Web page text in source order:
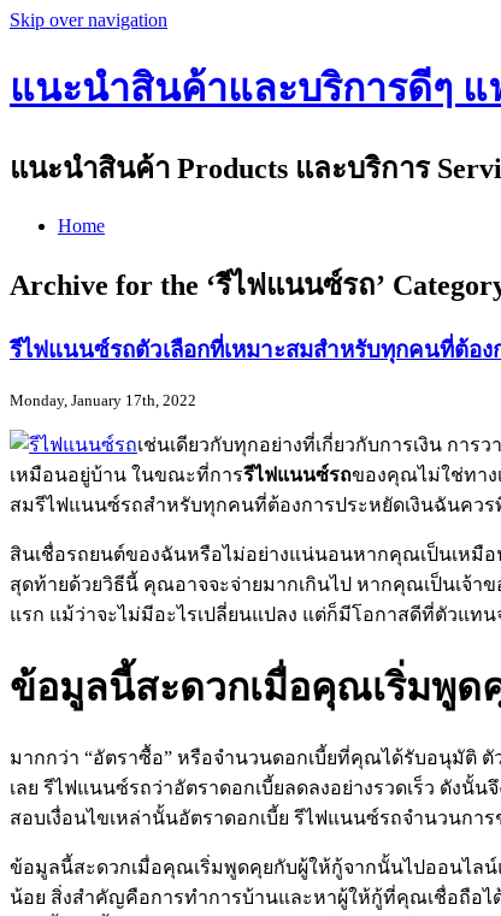
Skip over navigation
แนะนำสินค้าและบริการดีๆ
แนะนำสินค้า Products และบริการ
Home
Archive for the ‘รีไฟแนนซ์รถ’
รีไฟแนนซ์รถตัวเลือกที่เหมาะสมสำหรับทุกคนที่ต้อง
Monday, January 17th, 2022
เช่นเดียวกับทุกอย่างที่เกี่ยวกับการเงิน ก
เหมือนอยู่บ้าน ในขณะที่การรีไฟแนนซ์รถของคุณไม่ใช่ทาง
สมรีไฟแนนซ์รถสำหรับทุกคนที่ต้องการประหยัดเงินฉันคว
สินเชื่อรถยนต์ของฉันหรือไม่อย่างแน่นอนหากคุณเป็นเหมื
สุดท้ายด้วยวิธีนี้ คุณอาจจะจ่ายมากเกินไป หากคุณเป็นเจ้
แรก แม้ว่าจะไม่มีอะไรเปลี่ยนแปลง แต่ก็มีโอกาสดีที่ตัวแทน
ข้อมูลนี้สะดวกเมื่อคุณเริ่มพูด
มากกว่า “อัตราซื้อ” หรือจำนวนดอกเบี้ยที่คุณได้รับอนุมัติ
เลย รีไฟแนนซ์รถว่าอัตราดอกเบี้ยลดลงอย่างรวดเร็ว ดัง
สอบเงื่อนไขเหล่านั้นอัตราดอกเบี้ย รีไฟแนนซ์รถจำนวนกา
ข้อมูลนี้สะดวกเมื่อคุณเริ่มพูดคุยกับผู้ให้กู้จากนั้นไปออนไล
น้อย สิ่งสำคัญคือการทำการบ้านและหาผู้ให้กู้ที่คุณเชื่อถือ